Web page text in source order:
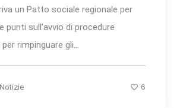
un Patto sociale regionale per
punti sull’avvio di procedure
rimpinguare gli...
6